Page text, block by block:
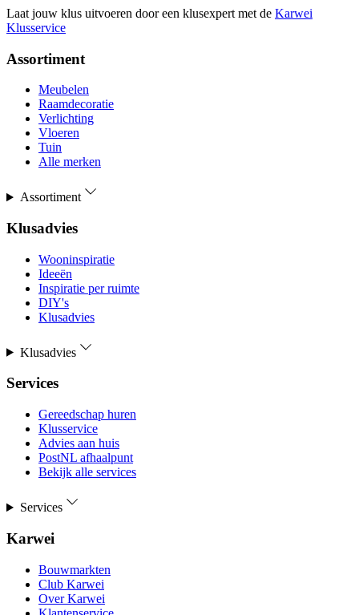
Laat jouw klus uitvoeren door een klusexpert met de Karwei
Klusservice
Assortiment
Meubelen
Raamdecoratie
Verlichting
Vloeren
Tuin
Alle merken
Assortiment
Klusadvies
Wooninspiratie
Ideeën
Inspiratie per ruimte
DIY's
Klusadvies
Klusadvies
Services
Gereedschap huren
Klusservice
Advies aan huis
PostNL afhaalpunt
Bekijk alle services
Services
Karwei
Bouwmarkten
Club Karwei
Over Karwei